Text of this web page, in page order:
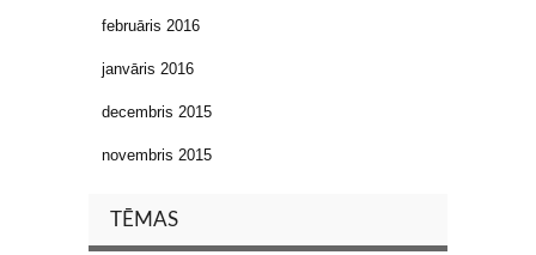
februāris 2016
janvāris 2016
decembris 2015
novembris 2015
TĒMAS